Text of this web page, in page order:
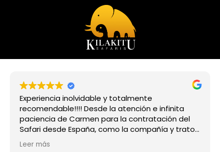
Experiencia inolvidable y totalmente
recomendable!!!! Desde la atención e infinita
paciencia de Carmen para la contratación del
Safari desde España, como la compañía y trato
de Richard, nuestro guía en esta aventura.
Tuvimos muchísima suerte con él, pues nos
Leer más